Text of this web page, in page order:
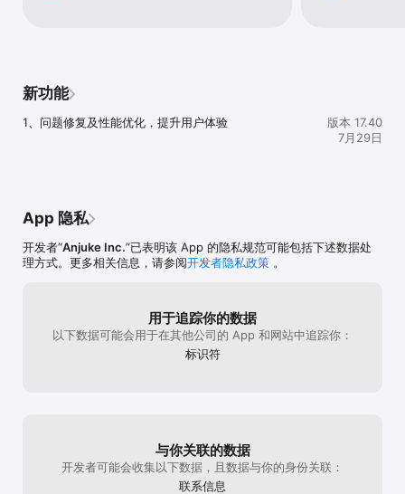
新功能
1、问题修复及性能优化，提升用户体验
版本 17.40
7月29日
App 隐私
开发者“Anjuke Inc.”已表明该 App 的隐私规范可能包括下述数据处
理方式。更多相关信息，请参阅开发者隐私政策 。
用于追踪你的数据
以下数据可能会用于在其他公司的 App 和网站中追踪你：
标识符
与你关联的数据
开发者可能会收集以下数据，且数据与你的身份关联：
联系信息